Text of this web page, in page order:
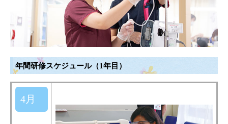
年間研修スケジュール（1年目）
4月